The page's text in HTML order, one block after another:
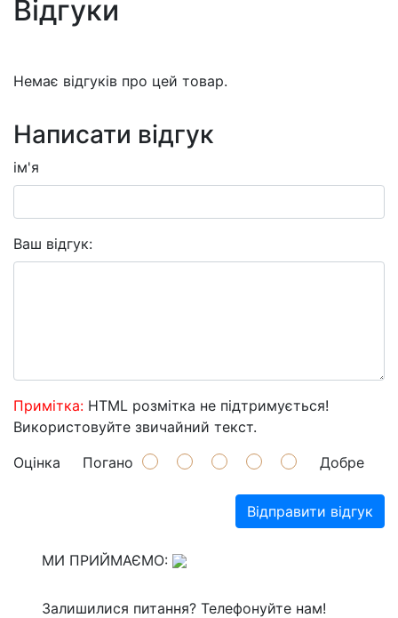
Відгуки
Немає відгуків про цей товар.
Написати відгук
ім'я
Ваш відгук:
Примітка: HTML розмітка не підтримується!
Використовуйте звичайний текст.
Оцінка Погано Добре
Відправити відгук
МИ ПРИЙМАЄМО:
Залишилися питання? Телефонуйте нам!